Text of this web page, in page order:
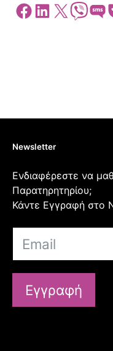
Share on Facebook
Share on LinkedIn
Share on X Share on Viber
Share on
Newsletter
Ενδιαφέρεστε να
Παρατηρητηρίου;
Κάντε Εγγραφή στο
Εγγραφή